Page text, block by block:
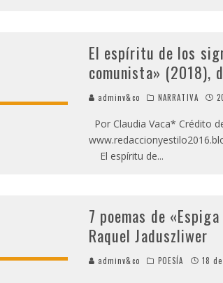
El espíritu de los
comunista» (2018),
adminv&co NARRATIVA
Por Claudia Vaca* Crédito
El espíritu de...
7 poemas de
Raquel Jaduszliwer
adminv&co POESÍA 18